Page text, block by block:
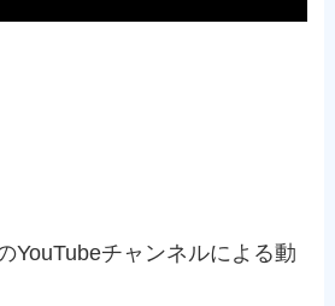
YouTubeチャンネルによる動